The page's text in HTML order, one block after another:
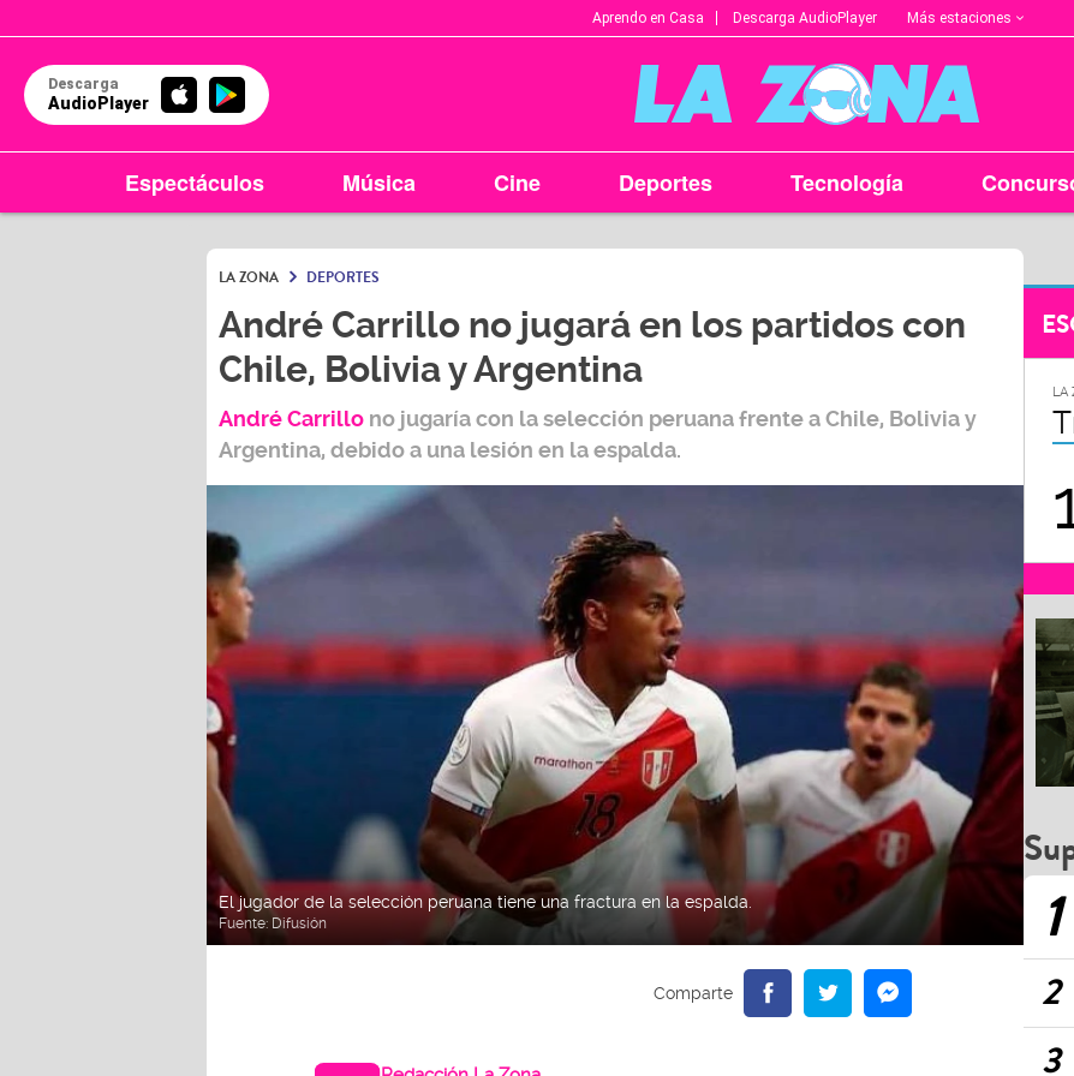
Aprendo en Casa Descarga AudioPlayer Más estaciones
Descarga
AudioPlayer
Espectáculos Música Cine Deportes Tecnología
LA ZONA DEPORTES
André Carrillo no jugará en los partidos con
Chile, Bolivia y Argentina
André Carrillo no jugaría con laselección peruanafrente aChile, Bolivia y
Argentina, debido a una lesión en la espalda.
El jugador de la selección peruana tiene una fractura en la espalda.
Fuente: Difusión
Arequipa
95.9
LA
1
2
3